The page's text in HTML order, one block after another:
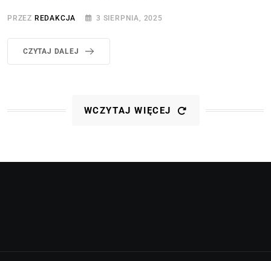
PRZEZ REDAKCJA 3 SIERPNIA, 2025
CZYTAJ DALEJ
WCZYTAJ WIĘCEJ